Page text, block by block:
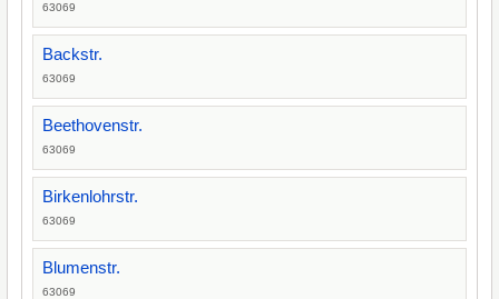
63069
Backstr.
63069
Beethovenstr.
63069
Birkenlohrstr.
63069
Blumenstr.
63069